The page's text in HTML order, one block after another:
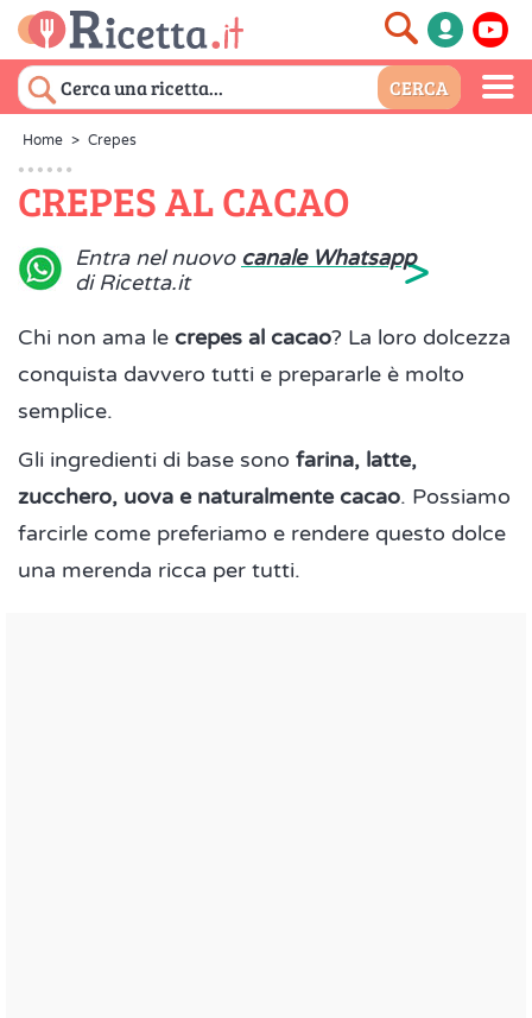
Home > Crepes
CREPES AL CACAO
Entra nel nuovo canale Whatsapp
di Ricetta.it
>
Chi non ama le crepes al cacao? La loro dolcezza
conquista davvero tutti e prepararle è molto
semplice.
Gli ingredienti di base sono farina, latte,
zucchero, uova e naturalmente cacao. Possiamo
farcirle come preferiamo e rendere questo dolce
una merenda ricca per tutti.